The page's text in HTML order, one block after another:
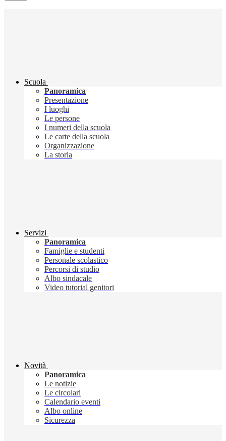
Scuola
Panoramica
Presentazione
I luoghi
Le persone
I numeri della scuola
Le carte della scuola
Organizzazione
La storia
Servizi
Panoramica
Famiglie e studenti
Personale scolastico
Percorsi di studio
Albo sindacale
Video tutorial genitori
Novità
Panoramica
Le notizie
Le circolari
Calendario eventi
Albo online
Sicurezza